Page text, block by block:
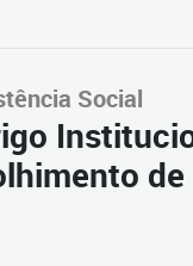
Social